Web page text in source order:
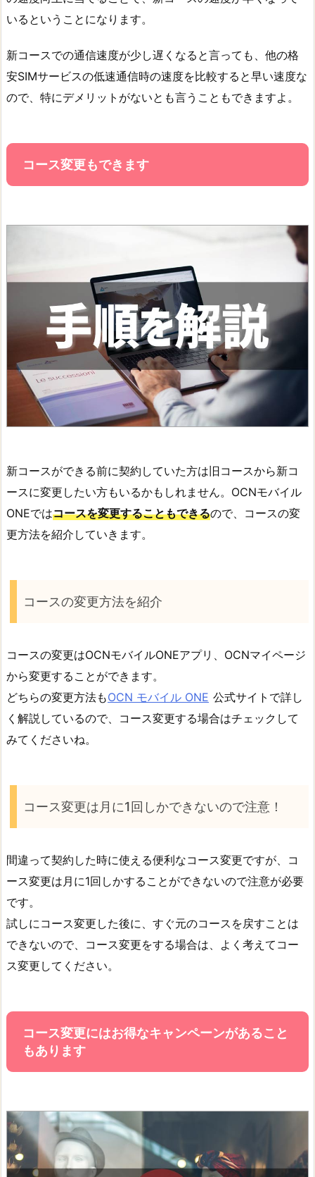
いるということになります。
新コースでの通信速度が少し遅くなると言っても、他の格
安SIMサービスの低速通信時の速度を比較すると早い速度な
ので、特にデメリットがないとも言うこともできますよ。
コース変更もできます
新コースができる前に契約していた方は旧コースから新コ
ースに変更したい方もいるかもしれません。OCNモバイル
ONEではコースを変更することもできるので、コースの変
更方法を紹介していきます。
コースの変更方法を紹介
コースの変更はOCNモバイルONEアプリ、OCNマイページ
から変更することができます。
どちらの変更方法もOCN モバイル ONE 公式サイトで詳し
く解説しているので、コース変更する場合はチェックして
みてくださいね。
コース変更は月に1回しかできないので注意！
間違って契約した時に使える便利なコース変更ですが、コ
ース変更は月に1回しかすることができないので注意が必要
です。
試しにコース変更した後に、すぐ元のコースを戻すことは
できないので、コース変更をする場合は、よく考えてコー
ス変更してください。
コース変更にはお得なキャンペーンがあること
もあります